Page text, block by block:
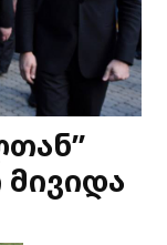
მივიდა